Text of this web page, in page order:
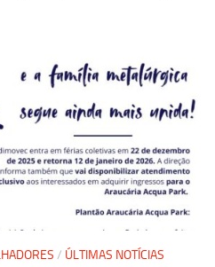
/ ÚLTIMAS NOTÍCIAS